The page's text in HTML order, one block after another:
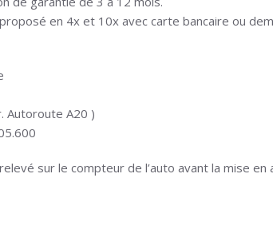
en 4x et 10x avec carte bancaire ou
Autoroute A20 )
sur le compteur de l’auto avant la mise